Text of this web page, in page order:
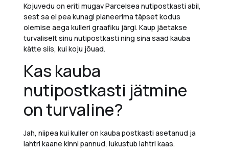
Kojuvedu on eriti mugav Parcelsea nutipostkasti abil,
sest sa ei pea kunagi planeerima täpset kodus
olemise aega kulleri graafiku järgi. Kaup jäetakse
turvaliselt sinu nutipostkasti ning sina saad kauba
kätte siis, kui koju jõuad.
Kas kauba
nutipostkasti jätmine
on turvaline?
Jah, niipea kui kuller on kauba postkasti asetanud ja
lahtri kaane kinni pannud, lukustub lahtri kaas.